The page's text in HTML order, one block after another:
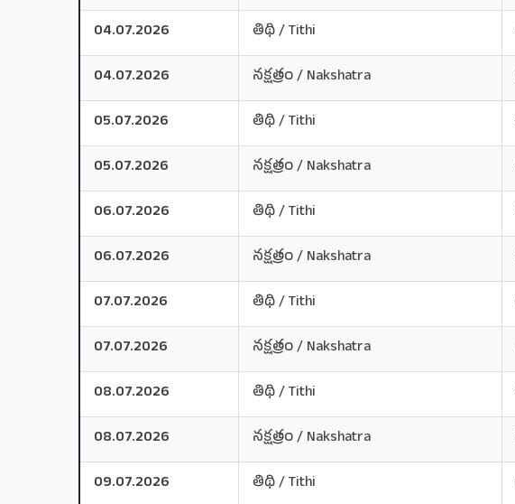
04.07.2026 తిథి / Tithi
04.07.2026 నక్షత్రం / Nakshatra
05.07.2026 తిథి / Tithi
05.07.2026 నక్షత్రం / Nakshatra
06.07.2026 తిథి / Tithi
06.07.2026 నక్షత్రం / Nakshatra
07.07.2026 తిథి / Tithi
07.07.2026 నక్షత్రం / Nakshatra
08.07.2026 తిథి / Tithi
08.07.2026 నక్షత్రం / Nakshatra
09.07.2026 తిథి / Tithi